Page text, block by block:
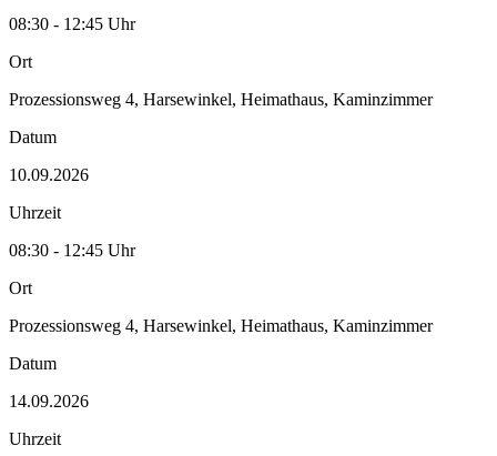
08:30 - 12:45 Uhr
Ort
Prozessionsweg 4, Harsewinkel, Heimathaus, Kaminzimmer
Datum
10.09.2026
Uhrzeit
08:30 - 12:45 Uhr
Ort
Prozessionsweg 4, Harsewinkel, Heimathaus, Kaminzimmer
Datum
14.09.2026
Uhrzeit